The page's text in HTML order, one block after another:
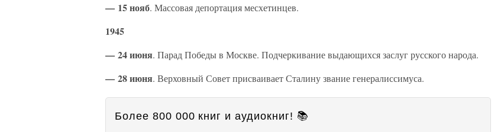
— 15 нояб. Массовая депортация месхетинцев.
1945
— 24 июня. Парад Победы в Москве. Подчеркивание выдающихся заслуг русского народа.
— 28 июня. Верховный Совет присваивает Сталину звание генералиссимуса.
Более 800 000 книг и аудиокниг! 📚